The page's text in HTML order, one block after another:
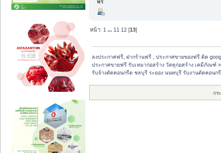
ฟรี
หน้า: 1 ... 11 12 [13]
ลงประกาศฟรี, ฝากร้านฟรี , ประกาศขายของฟรี ติด
ประกาศขายฟรี รับเหมาก่อสร้าง วัสดุก่อสร้าง เคมีภัณฑ์ »
รับจ้างตัดคอนกรีต ชลบุรี ระยอง นนทบุรี รับงานตัดคอนก
กร